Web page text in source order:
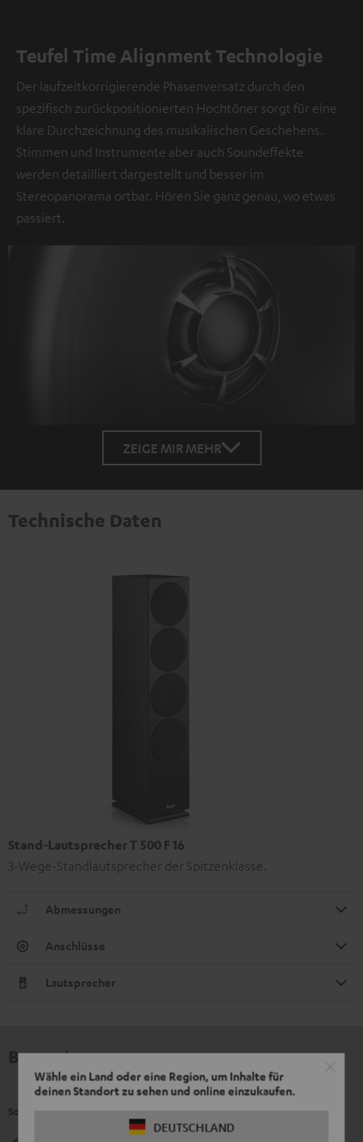
Wähle ein Land oder eine Region, um Inhalte für
deinen Standort zu sehen und online einzukaufen.
DEUTSCHLAND
Teufel Time Alignment Technologie
Der laufzeitkorrigierende Phasenversatz durch den
spezifisch zurückpositionierten Hochtöner sorgt für eine
klare Durchzeichnung des musikalischen Geschehens.
Stimmen und Instrumente aber auch Soundeffekte
werden detailliert dargestellt und besser im
Stereopanorama ortbar. Hören Sie ganz genau, wo etwas
passiert.
ZEIGE MIR MEHR
Technische Daten
Stand-Lautsprecher T 500 F 16
3-Wege-Standlautsprecher der Spitzenklasse.
Abmessungen
Anschlüsse
Lautsprecher
Bewertungen
So bewerten Kunden dieses Produkt